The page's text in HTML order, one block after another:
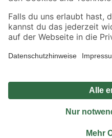
Alle Preisangaben in EUR inkl. gesetzl.
Umständen nicht in allen Märkten verfügbar.
Produkte nur solange der Vorrat reicht.
*Paketversand ab 59 € versandkostenfrei,
Privatsphäre
Nutzungsbedingungen
© 2026 toom Baumarkt GmbH